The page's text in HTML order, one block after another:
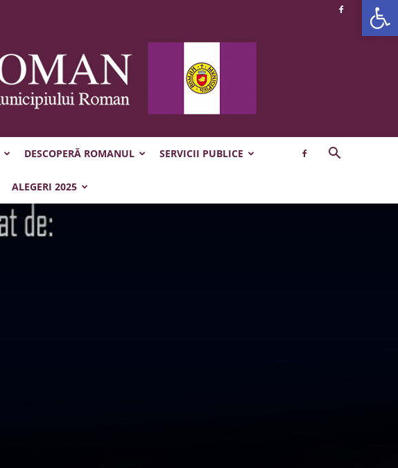
DESCOPERĂ ROMANUL SERVICII PUBLICE
ALEGERI 2025